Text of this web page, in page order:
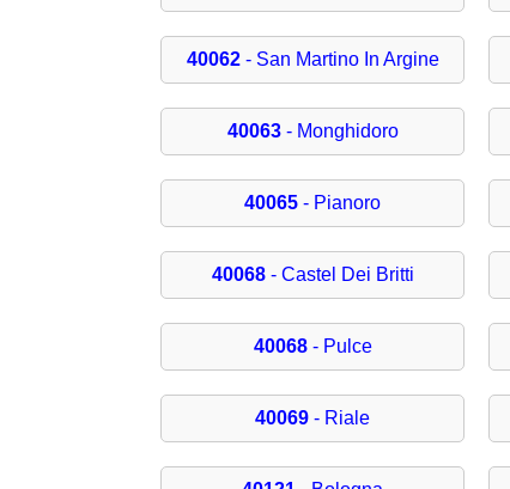
40062- San Martino In Argine
40063- Monghidoro
40065 - Pianoro
40068- Castel Dei Britti
40068- Pulce
40069 - Riale